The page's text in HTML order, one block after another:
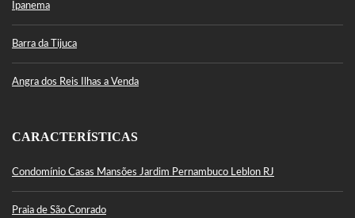
Ipanema
Barra da Tijuca
Angra dos Reis Ilhas a Venda
CARACTERÍSTICAS
Condomínio Casas Mansões Jardim Pernambuco Leblon RJ
Praia de São Conrado